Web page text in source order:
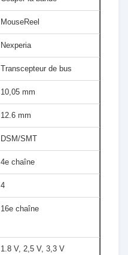
MouseReel
Nexperia
Transcepteur de bus
10,05 mm
12.6 mm
DSM/SMT
4e chaîne
4
16e chaîne
1.8 V, 2,5 V, 3,3 V